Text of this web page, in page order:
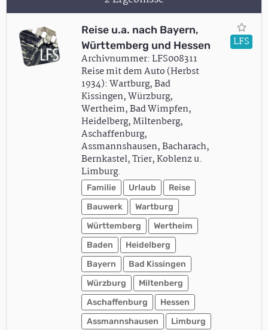
Reise u.a. nach Bayern,
Württemberg und Hessen
Archivnummer: LFS008311
Reise mit dem Auto (Herbst
1934): Wartburg, Bad
Kissingen, Würzburg,
Wertheim, Bad Wimpfen,
Heidelberg, Miltenberg,
Aschaffenburg,
Assmannshausen, Bacharach,
Bernkastel, Trier, Koblenz u.
Limburg.
Familie Urlaub
Reise
Bauwerk
Wartburg
Württemberg
Wertheim
Baden
Heidelberg
Bayern
Bad Kissingen
Würzburg
Miltenberg
Aschaffenburg
Hessen
Assmannshausen
Limburg
LFS